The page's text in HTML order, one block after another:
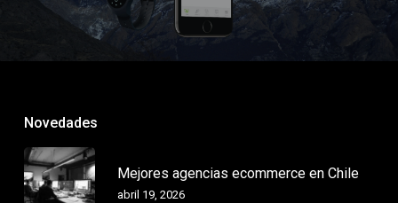
Novedades
Mejores agencias ecommerce en Chile
abril 19, 2026